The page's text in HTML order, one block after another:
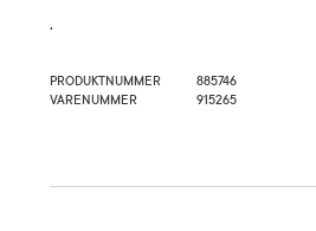
.
PRODUKTNUMMER
885746
VARENUMMER
915265